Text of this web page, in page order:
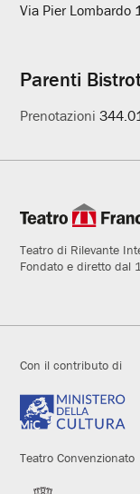
Via Pier Lombardo
Parenti
Prenotazioni
Teatro di Rilevante
Fondato e diretto dal
Con il contributo di
Teatro Convenzionato